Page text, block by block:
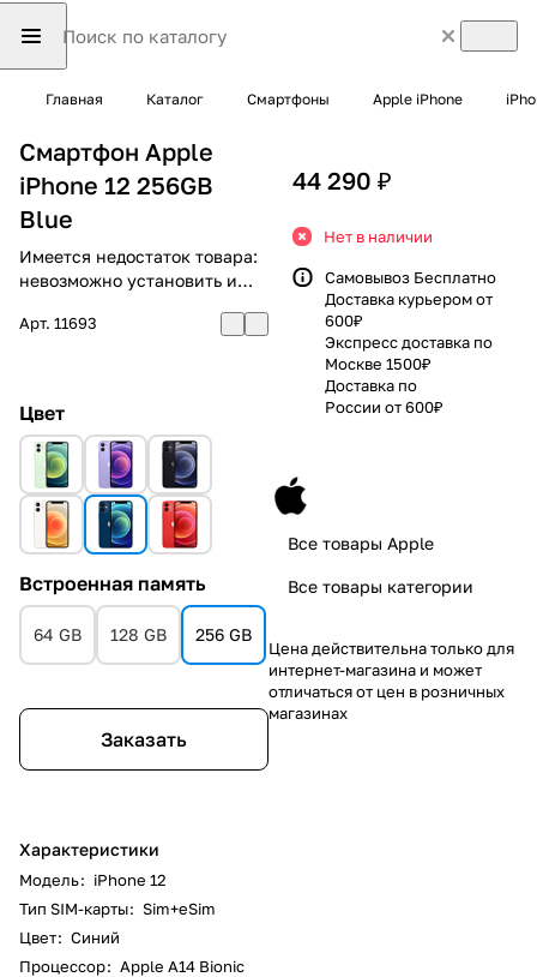
Главная Каталог Смартфоны Apple iPhone
Смартфон Apple
iPhone 12 256GB
Blue
Имеется недостаток товара:
невозможно установить и
Арт. 11693
Цвет
Встроенная память
64 GB 128 GB 256 GB
Заказать
Характеристики
Модель: iPhone 12
Тип SIM-карты: Sim+eSim
Цвет: Синий
Процессор: Apple A14 Bionic
44 290 ₽
Нет в наличии
Самовывоз Бесплатно
Доставка курьером от
600₽
Экспресс доставка по
Москве 1500₽
Доставка по
России от 600₽
Все товары Apple
Все товары категории
Цена действительна только для
интернет-магазина и может
отличаться от цен в розничных
магазинах